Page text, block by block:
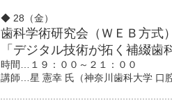
◆ 28（金）
歯科学術研究会（ＷＥＢ方式）
「デジタル技術が拓く補綴
時間…１９：００～２１：００
講師…星 憲幸 氏（神奈川歯科大学 口